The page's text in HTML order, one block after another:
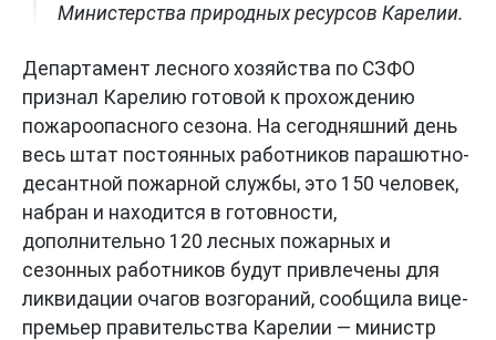
Министерства природных ресурсов Карелии.
Департамент лесного хозяйства по СЗФО
признал Карелию готовой к прохождению
пожароопасного сезона. На сегодняшний день
весь штат постоянных работников парашютно-
десантной пожарной службы, это 150 человек,
набран и находится в готовности,
дополнительно 120 лесных пожарных и
сезонных работников будут привлечены для
ликвидации очагов возгораний, сообщила вице-
премьер правительства Карелии — министр